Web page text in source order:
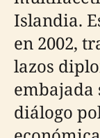
Islandia.
en 2002,
lazos
embajada
diálogo